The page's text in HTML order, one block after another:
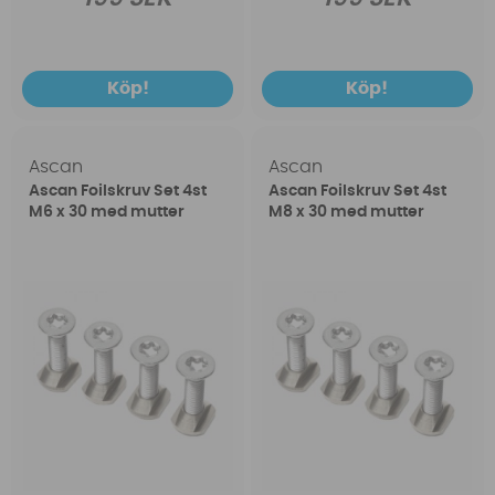
Köp! Köp!
Ascan
Ascan Foilskruv Set 4st
M6 x 30 med mutter
Ascan
Ascan Foilskruv Set 4st
M8 x 30 med mutter